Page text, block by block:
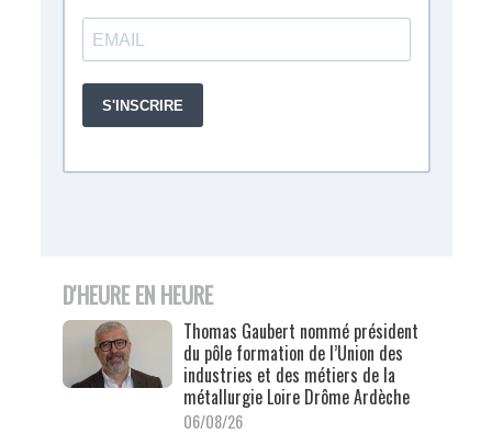
D'HEURE EN HEURE
Thomas Gaubert nommé président
du pôle formation de l’Union des
industries et des métiers de la
métallurgie Loire Drôme Ardèche
06/08/26